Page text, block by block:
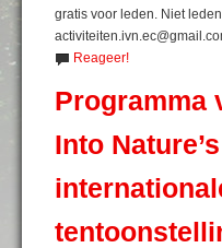
gratis voor leden. Niet leden
Reageer!
Programma
Into